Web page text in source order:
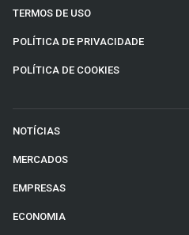
TERMOS DE USO
POLÍTICA DE PRIVACIDADE
POLÍTICA DE COOKIES
NOTÍCIAS
MERCADOS
EMPRESAS
ECONOMIA